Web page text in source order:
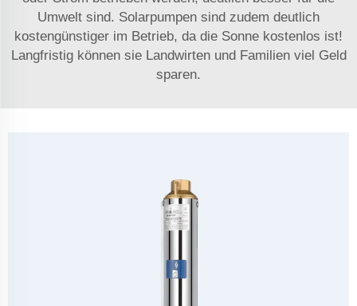
Umwelt sind. Solarpumpen sind zudem deutlich
kostengünstiger im Betrieb, da die Sonne kostenlos ist!
Langfristig können sie Landwirten und Familien viel Geld
sparen.